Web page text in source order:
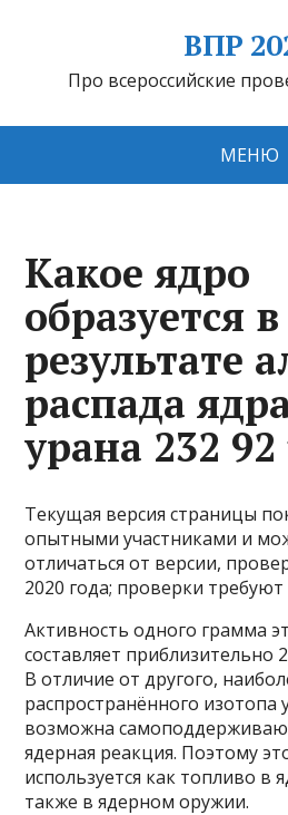
ВПР
Про всероссийские
МЕНЮ
Какое ядро
образуется в
результате
распада
урана 232 92
Текущая версия страницы
опытными участниками и
отличаться от версии,
2020 года; проверки требуют
Активность одного грамма
составляет приблизительно
В отличие от другого,
распространённого изотопа
возможна
ядерная реакция. Поэтому
используется как топливо в
также вядерном оружии.